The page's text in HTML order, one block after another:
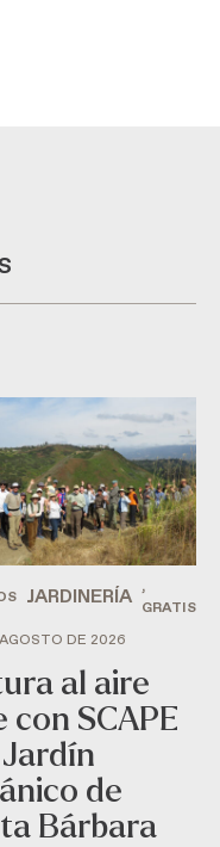
JARDINERÍA ,
GRATIS
DE 2026
al aire
con SCAPE
de
Bárbara